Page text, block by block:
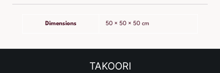
Dimensions 50 × 50 × 50 cm
TAKOORI